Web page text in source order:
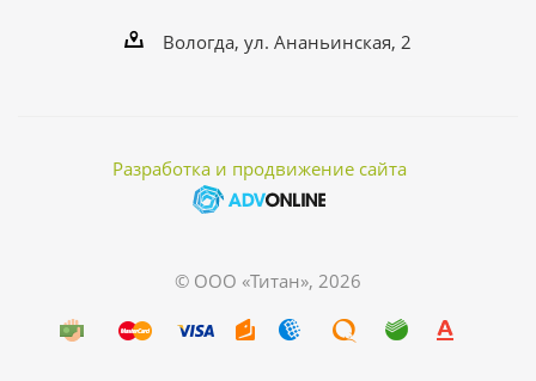
Вологда, ул. Ананьинская, 2
Разработка и продвижение сайта
© ООО «Титан», 2026